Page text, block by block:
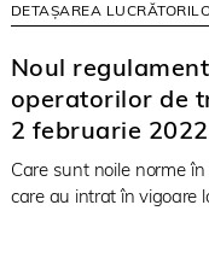
DETAȘAREA
Noul
operatorilor de
2 februarie 2022
Care sunt noile norme
care au intrat în vigoare